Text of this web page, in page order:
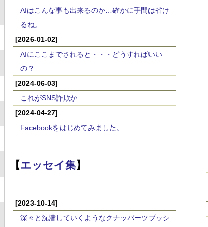
AIはこんな事も出来るのか…確かに手間は省け
るね。
[2026-01-02]
AIにここまでされると・・・どうすればいい
の？
[2024-06-03]
これがSNS詐欺か
[2024-04-27]
Facebookをはじめてみました。
【エッセイ集】
[2023-10-14]
深々と沈潜していくようなクナッパーツブッシ